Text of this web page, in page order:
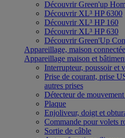
Découvrir Green'up
Découvrir XL³ HP 6300
Découvrir XL³ HP 160
Découvrir XL³ HP 630
Découvrir Green'Up
Appareillage, maison
Appareillage maison et
Interrupteur, poussoir et
Prise de courant, prise
autres prises
Détecteur de mouvement
Plaque
Enjoliveur, doigt et
Commande pour volets
Sortie de câble